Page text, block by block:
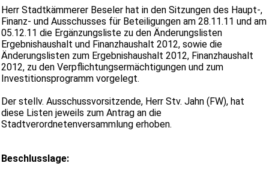
Herr Stadtkämmerer Beseler hat in den Sitzungen des Haupt-,
Finanz- und Ausschusses für Beteiligungen am 28.11.11 und am
05.12.11 die Ergänzungsliste zu den Änderungslisten
Ergebnishaushalt und Finanzhaushalt 2012, sowie die
Änderungslisten zum Ergebnishaushalt 2012, Finanzhaushalt
2012, zu den Verpflichtungsermächtigungen und zum
Investitionsprogramm vorgelegt.
Der stellv. Ausschussvorsitzende, Herr Stv. Jahn (FW), hat
diese Listen jeweils zum Antrag an die
Stadtverordnetenversammlung erhoben.
Beschlusslage: